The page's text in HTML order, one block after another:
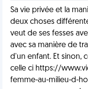
Sa vie privée et la
deux choses
veut de ses fesses
avec sa manière de
d'un enfant. Et sinon,
celle ci https://
femme-au-milieu-d-